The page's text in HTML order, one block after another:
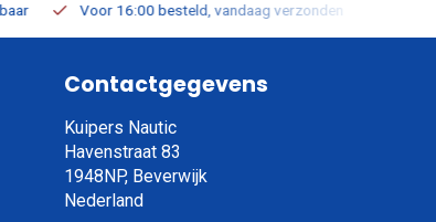
Voor 16:00 besteld, vandaag verzonden
Contactgegevens
Kuipers Nautic
Havenstraat 83
1948NP, Beverwijk
Nederland